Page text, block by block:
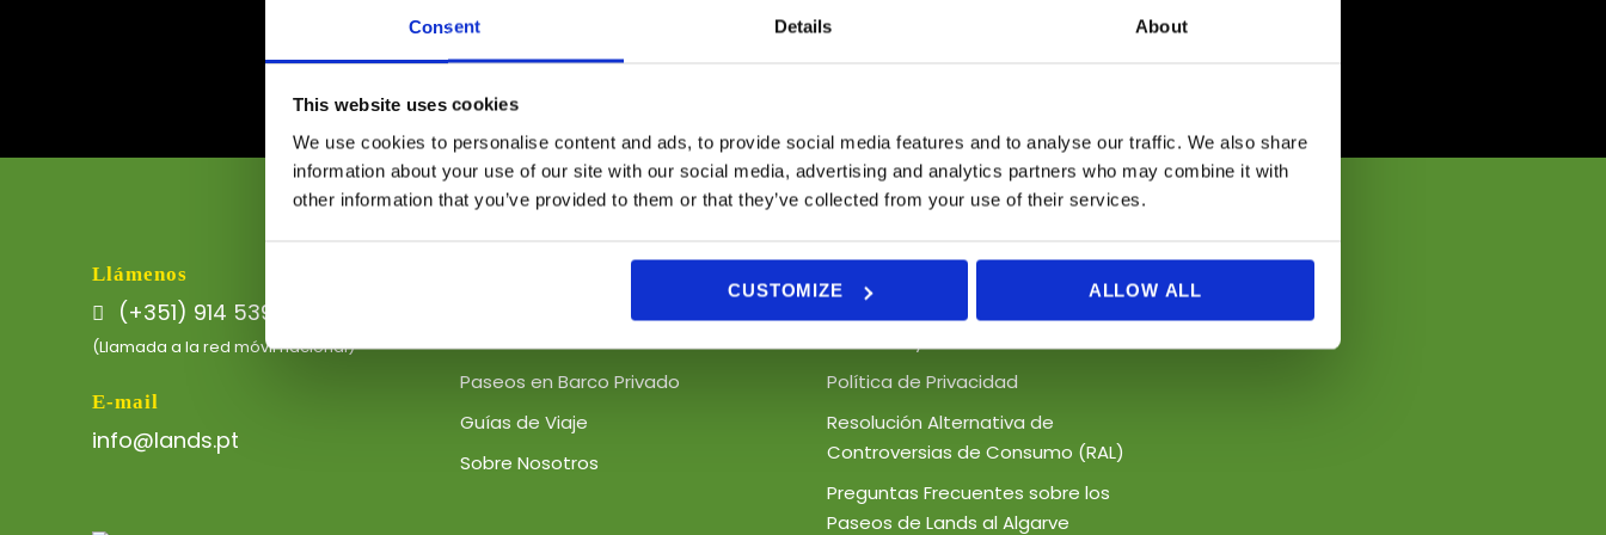
Consent Details About
This website uses cookies
We use cookies to personalise content and ads, to provide social media features and to analyse our traffic. We also share
information about your use of our site with our social media, advertising and analytics partners who may combine it with
other information that you’ve provided to them or that they’ve collected from your use of their services.
CUSTOMIZE ALLOW ALL
Llámenos
(+351) 914 539 511
(Llamada a la red móvil nacional)
E-mail
info@lands.pt
Paseos en Barco Privado
Guías de Viaje
Sobre Nosotros
Política de Privacidad
Resolución Alternativa de
Controversias de Consumo (RAL)
Preguntas Frecuentes sobre los
Paseos de Lands al Algarve